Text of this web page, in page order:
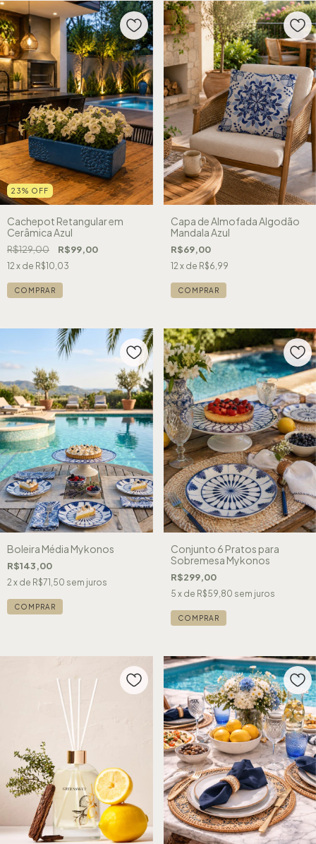
23% OFF
Cachepot Retangular em
Cerâmica Azul
R$129,00 R$99,00
12 x de R$10,03
Capa de Almofada Algodão
Mandala Azul
R$69,00
12 x de R$6,99
Boleira Média Mykonos
R$143,00
2 x de R$71,50 sem juros
Conjunto 6 Pratos para
Sobremesa Mykonos
R$299,00
5 x de R$59,80 sem juros